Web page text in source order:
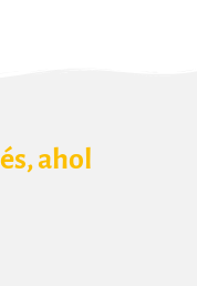
ahol